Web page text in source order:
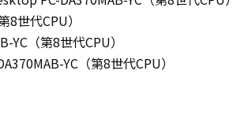
8世代CPU）
YC（第8世代CPU）
YC（第8世代CPU）